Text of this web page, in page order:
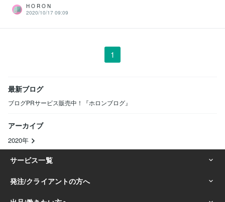
H O R O N
2020/10/17 09:09
1
最新ブログ
ブログPRサービス販売中！『ホロンブログ』
アーカイブ
2020年